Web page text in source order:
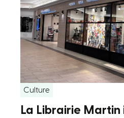
Culture
La Librairie Martin